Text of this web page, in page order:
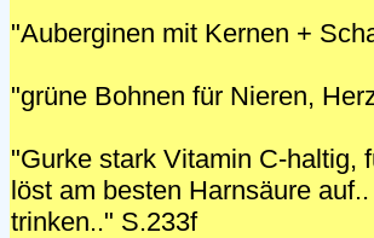
"Auberginen mit Kernen +
"grüne Bohnen für Nieren,
"Gurke stark Vitamin C-haltig,
löst am besten Harnsäure
trinken.." S.233f